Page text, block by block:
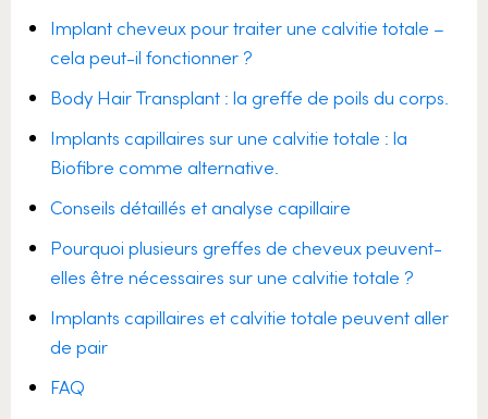
Implant cheveux pour traiter une calvitie totale –
cela peut-il fonctionner ?
Body Hair Transplant : la greffe de poils du corps.
Implants capillaires sur une calvitie totale : la
Biofibre comme alternative.
Conseils détaillés et analyse capillaire
Pourquoi plusieurs greffes de cheveux peuvent-
elles être nécessaires sur une calvitie totale ?
Implants capillaires et calvitie totale peuvent aller
de pair
FAQ